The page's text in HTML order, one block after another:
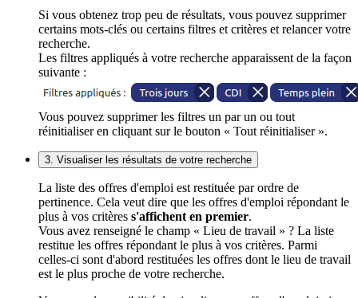
Si vous obtenez trop peu de résultats, vous pouvez supprimer
certains mots-clés ou certains filtres et critères et relancer votre
recherche.
Les filtres appliqués à votre recherche apparaissent de la façon
suivante :
Vous pouvez supprimer les filtres un par un ou tout
réinitialiser en cliquant sur le bouton « Tout réinitialiser ».
3. Visualiser les résultats de votre recherche
La liste des offres d'emploi est restituée par ordre de
pertinence. Cela veut dire que les offres d'emploi répondant le
plus à vos critères s'affichent en premier.
Vous avez renseigné le champ « Lieu de travail » ? La liste
restitue les offres répondant le plus à vos critères. Parmi
celles-ci sont d'abord restituées les offres dont le lieu de travail
est le plus proche de votre recherche.